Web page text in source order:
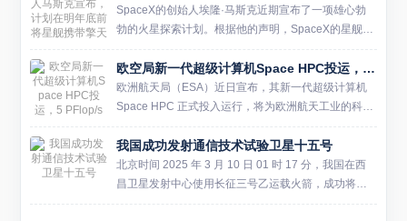
前，同一支研究小组...
SpaceX的创始人埃隆·马斯克近期宣布了一项雄心勃
勃的火星探索计划。根据他的声明，SpaceX的星舰
（Starship）火箭计划于明年年底携带特斯拉的人形机
器人擎天柱（Optimus）飞往火星。如果这一...
欧空局新一代超级计算机Space HPC投运，5 PFlop/s原始算力
欧洲航天局（ESA）近日宣布，其新一代超级计算机
Space HPC 正式投入运行，将为欧洲航天工业的科学
研究和技术开发工作提供强大的算力支持。 Space HP
C 位于意大利罗马附近的欧空局弗拉斯卡蒂 ...
我国成功发射通信技术试验卫星十五号
北京时间 2025 年 3 月 10 日 01 时 17 分，我国在西
昌卫星发射中心使用长征三号乙运载火箭，成功将通
信技术试验卫星十五号发射升空。卫星顺利进入预定